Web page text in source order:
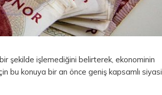
şekilde işlemediğini belirterek, ekonominin
bu konuya bir an önce geniş kapsamlı siyasi